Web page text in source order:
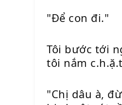
"Để con đi."
Tôi bước tới
tôi nắm
"Chị dâu à,